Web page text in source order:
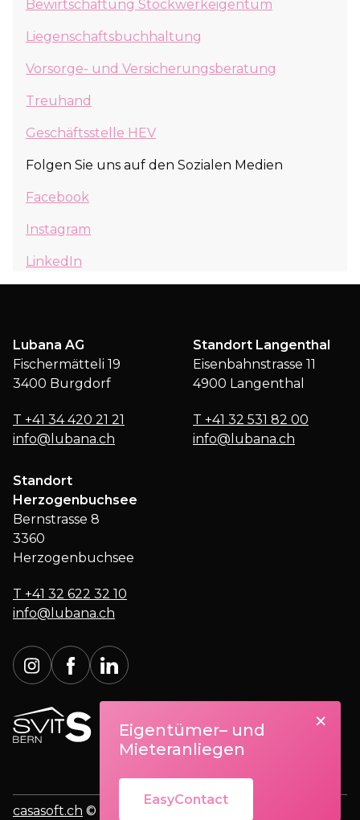
×
Eigentümer– und
Mieteranliegen
EasyContact
Bewirtschaftung Stockwerkeigentum
Liegenschaftsbuchhaltung
Vorsorge- und Versicherungsberatung
Treuhand
Geschäftsstelle HEV
Folgen Sie uns auf den Sozialen Medien
Facebook
Instagram
LinkedIn
Lubana AG
Fischermätteli 19
3400 Burgdorf
T +41 34 420 21 21
info@lubana.ch
Standort Langenthal
Eisenbahnstrasse 11
4900 Langenthal
T +41 32 531 82 00
info@lubana.ch
Standort
Herzogenbuchsee
Bernstrasse 8
3360
Herzogenbuchsee
T +41 32 622 32 10
info@lubana.ch
casasoft.ch © All rights reserved.